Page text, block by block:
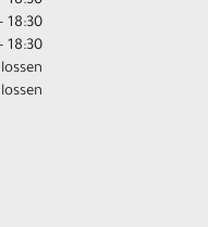
18:30
18:30